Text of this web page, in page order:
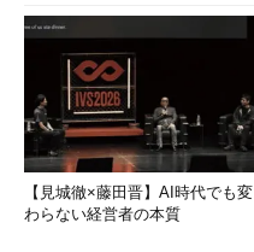
【見城徹×藤田晋】AI時代でも変
わらない経営者の本質